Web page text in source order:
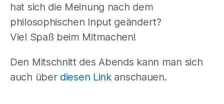
hat sich die Meinung nach dem
philosophischen Input geändert?
Viel Spaß beim Mitmachen!
Den Mitschnitt des Abends kann man sich
auch über diesen Linkanschauen.